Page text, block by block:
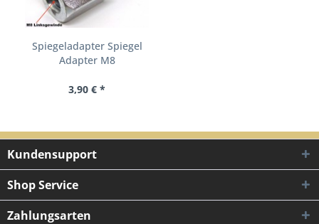
Spiegeladapter Spiegel
Adapter M8
3,90 € *
Kundensupport
Shop Service
Zahlungsarten